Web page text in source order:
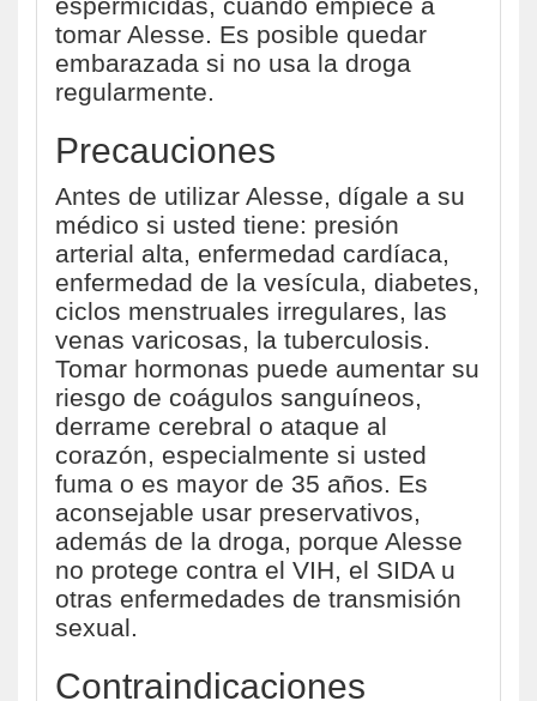
tomar Alesse. Es posible quedar
embarazada si no usa la droga
regularmente.
Precauciones
Antes de utilizar Alesse, dígale a su
médico si usted tiene: presión
arterial alta, enfermedad cardíaca,
enfermedad de la vesícula, diabetes,
ciclos menstruales irregulares, las
venas varicosas, la tuberculosis.
Tomar hormonas puede aumentar su
riesgo de coágulos sanguíneos,
derrame cerebral o ataque al
corazón, especialmente si usted
fuma o es mayor de 35 años. Es
aconsejable usar preservativos,
además de la droga, porque Alesse
no protege contra el VIH, el SIDA u
otras enfermedades de transmisión
sexual.
Contraindicaciones